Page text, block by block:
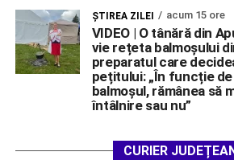
ŞTIREA ZILEI acum 15 ore
VIDEO | O tânără din
vie rețeta balmoșului
preparatul care
pețitului: „În funcție
balmoșul, rămânea să
întâlnire sau nu”
CURIER JUDEȚEAN